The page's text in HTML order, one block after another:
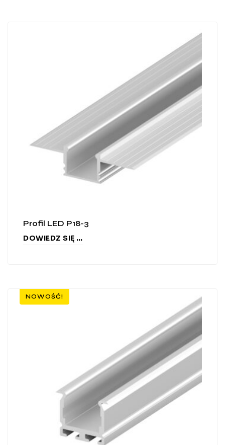
Profil LED P18-3
DOWIEDZ SIĘ WIĘCEJ
NOWOŚĆ!